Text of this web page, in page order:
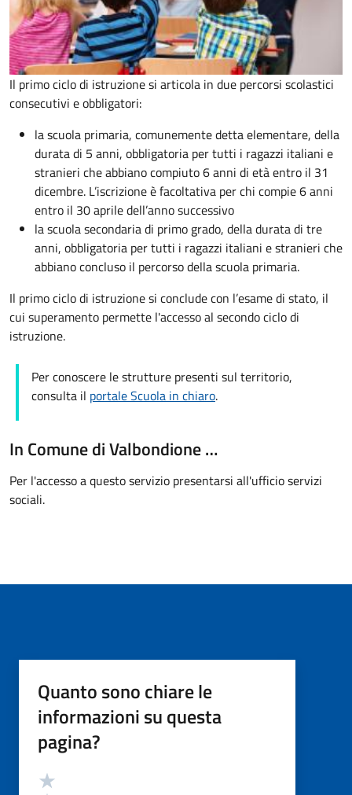
Il primo ciclo di istruzione si articola in due percorsi scolastici
consecutivi e obbligatori:
la scuola primaria, comunemente detta elementare, della
durata di 5 anni, obbligatoria per tutti i ragazzi italiani e
stranieri che abbiano compiuto 6 anni di età entro il 31
dicembre. L’iscrizione è facoltativa per chi compie 6 anni
entro il 30 aprile dell’anno successivo
la scuola secondaria di primo grado, della durata di tre
anni, obbligatoria per tutti i ragazzi italiani e stranieri che
abbiano concluso il percorso della scuola primaria.
Il primo ciclo di istruzione si conclude con l’esame di stato, il
cui superamento permette l'accesso al secondo ciclo di
istruzione.
Per conoscere le strutture presenti sul territorio,
consulta il portale Scuola in chiaro.
In Comune di Valbondione …
Per l'accesso a questo servizio presentarsi all'ufficio servizi
sociali.
Quanto sono chiare le
informazioni su questa
pagina?
Valutazione